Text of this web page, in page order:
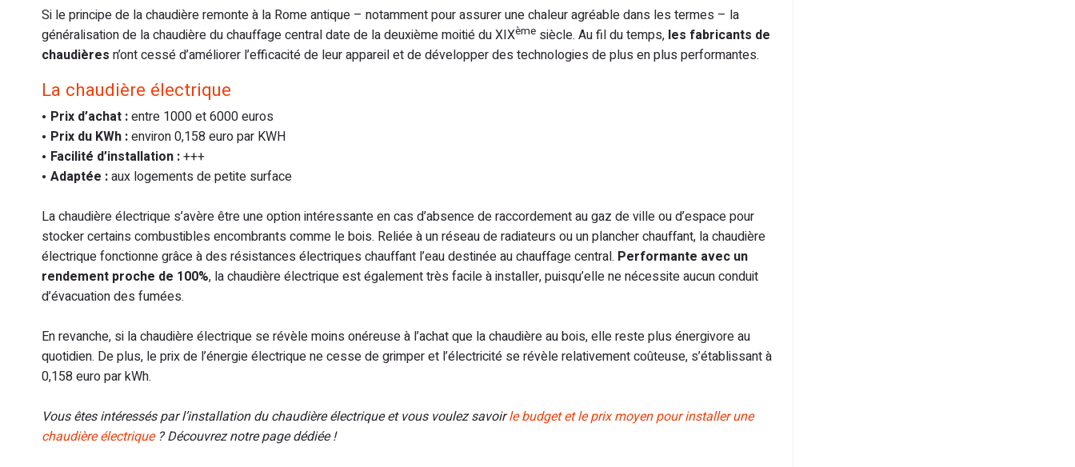
Si le principe de la chaudière remonte à la Rome antique – notamment pour assurer une chaleur agréable dans les termes – la
généralisation de la chaudière du chauffage central date de la deuxième moitié du XIXème siècle. Au fil du temps, les fabricants de
chaudières n’ont cessé d’améliorer l’efficacité de leur appareil et de développer des technologies de plus en plus performantes.
La chaudière électrique
Prix d’achat :entre 1000 et 6000 euros
Prix du KWh :environ 0,158 euro par KWH
Facilité d’installation :+++
Adaptée :aux logements de petite surface
La chaudière électrique s’avère être une option intéressante en cas d’absence de raccordement au gaz de ville ou d’espace pour
stocker certains combustibles encombrants comme le bois. Reliée à un réseau de radiateurs ou un plancher chauffant, la chaudière
électrique fonctionne grâce à des résistances électriques chauffant l’eau destinée au chauffage central. Performante avec un
rendement proche de 100%, la chaudière électrique est également très facile à installer, puisqu’elle ne nécessite aucun conduit
d’évacuation des fumées.
En revanche, si la chaudière électrique se révèle moins onéreuse à l’achat que la chaudière au bois, elle reste plus énergivore au
quotidien. De plus, le prix de l’énergie électrique ne cesse de grimper et l’électricité se révèle relativement coûteuse, s’établissant à
0,158 euro par kWh.
Vous êtes intéressés par l’installation du chaudière électrique et vous voulez savoirle budget et le prix moyen pour installer une
chaudière électrique? Découvrez notre page dédiée !